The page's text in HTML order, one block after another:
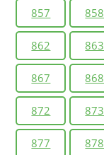
857 858
862 863
867 868
872 873
877 878